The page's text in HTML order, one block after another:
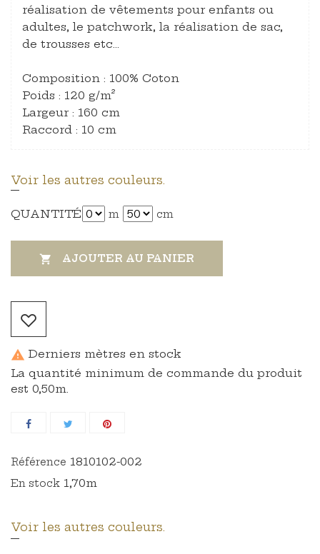
réalisation de vêtements pour enfants ou
adultes, le patchwork, la réalisation de sac,
de trousses etc…
Composition : 100% Coton
Poids : 120 g/m²
Largeur : 160 cm
Raccord : 10 cm
Voir les autres couleurs.
QUANTITÉ m cm
 AJOUTER AU PANIER
 Derniers mètres en stock
La quantité minimum de commande du produit
est 0,50m.
Référence 1810102-002
En stock 1,70m
Voir les autres couleurs.